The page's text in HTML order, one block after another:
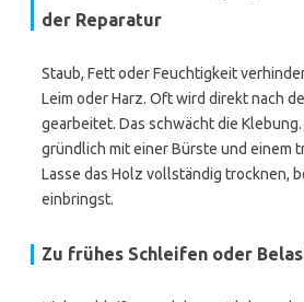
der Reparatur
Staub, Fett oder Feuchtigkeit
Leim oder Harz. Oft wird direkt nach
gearbeitet. Das schwächt die Klebung.
gründlich mit einer Bürste und einem
Lasse das Holz vollständig trocknen,
einbringst.
Zu frühes Schleifen oder